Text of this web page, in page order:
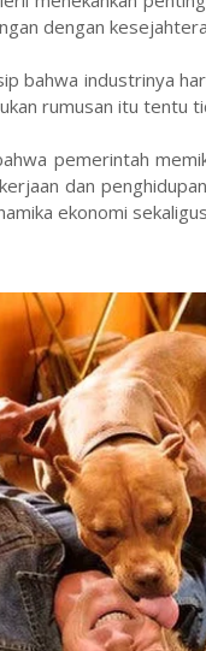
dengan
bahwa industrinya
rumusan itu tentu
pemerintah
dan
ekonomi